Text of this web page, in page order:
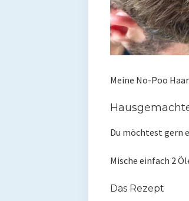
Meine No-Poo
Du möchtest gern
Mische einfach 2
Das Rezept